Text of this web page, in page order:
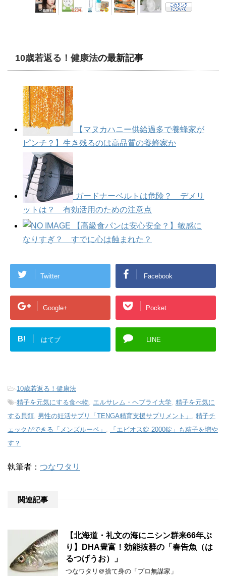
10歳若返る！健康法の最新記事
【マヌカハニー供給過多で養蜂家が
ピンチ？】生き残るのは高品質の養蜂家か
ガードナーベルトは危険？ デメリ
ットは？ 有効活用のための注意点
【高級食パンは安心安全？】敏感に
なりすぎ？ すでに心は蝕まれた？
Twitter Facebook
Google+ Pocket
B! はてブ LINE
-10歳若返る！健康法
-精子を元気にする食べ物, エルサレム・ヘブライ大学, 精子を元気に
する貝類, 男性の妊活サプリ「TENGA精育支援サプリメント」 , 精子チ
ェックができる「メンズルーペ」 ,
「エビオス錠 2000錠」も精子を増や
す？
執筆者： つなワタリ
関連記事
【北海道・礼文の海にニシン群来66年ぶ
り】DHA豊富！効能抜群の「春告魚（は
るつげうお）」
つなワタリ＠捨て身の「プロ無謀家」